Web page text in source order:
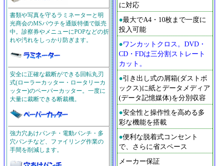
に対応
●最大でA4・10枚まで一度に
投入可能
●ワンカットクロス。DVD・
CD・FDは三分割ストレート
カット。
●引き出し式の屑箱(ダストボ
ックス)に紙とデータメディア
(データ記憶媒体)を分別収容
●安全性と操作性を高める多
彩な機能を搭載
●便利な脱着式コンセント
で、さらに省スペース
メーカー保証
書類や写真を守るラミネーターと明
光商会のMSパウチを通販特価で販売
中。診察券やメニューにPOPなどの折
れや汚れをしっかり防ぎます。
安全に正確な裁断ができる回転丸刃
式(ローラーカッター・ロータリーカ
ッター)のペーパーカッター。一度に
大量に裁断できる断裁機。
強力穴あけパンチ・電動パンチ・多
穴パンチなど、ファイリング作業の
手間を削減します。